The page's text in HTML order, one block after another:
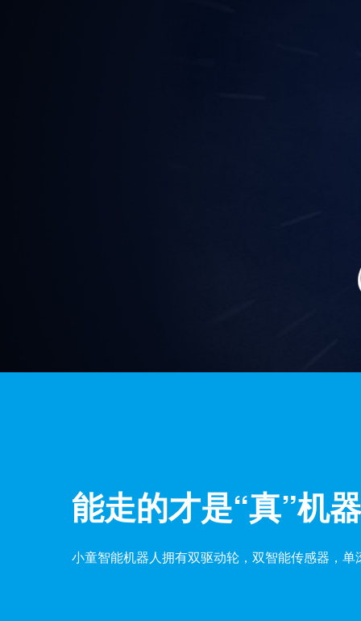
能走的才是“真”机
小童智能机器人拥有双驱动轮，双智能传感器，